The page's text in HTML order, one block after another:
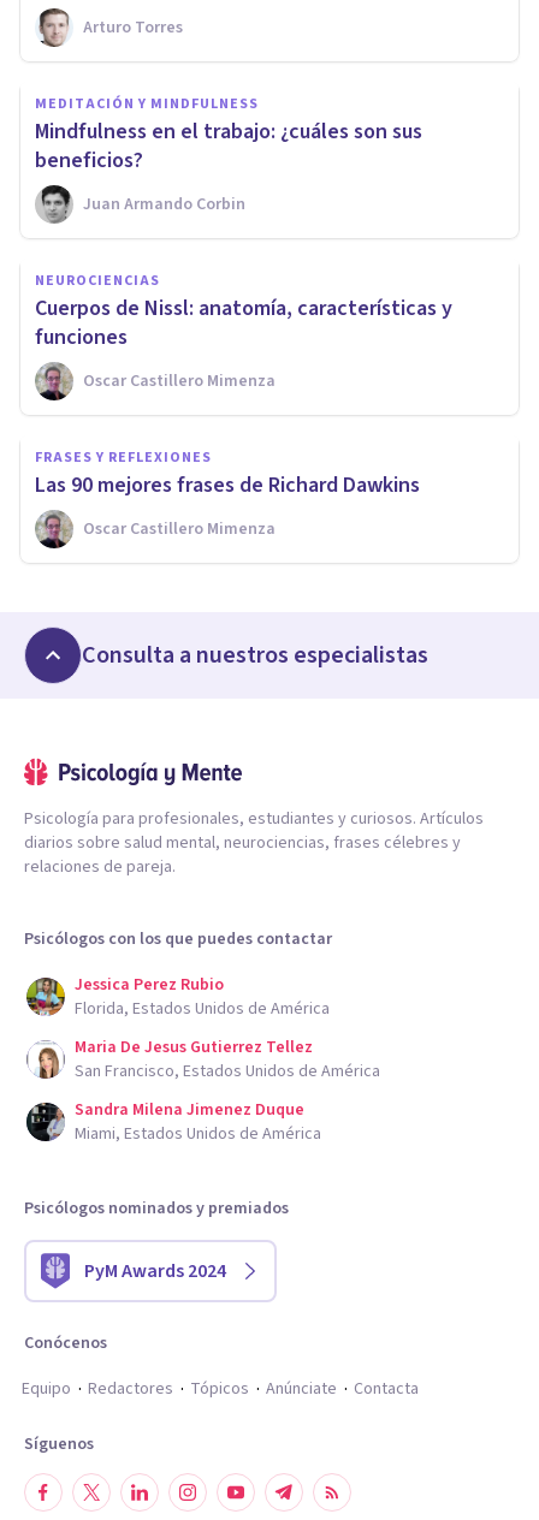
Arturo Torres
MEDITACIÓN Y MINDFULNESS
Mindfulness en el trabajo: ¿cuáles son sus
beneficios?
Juan Armando Corbin
NEUROCIENCIAS
Cuerpos de Nissl: anatomía, características y
funciones
Oscar Castillero Mimenza
FRASES Y REFLEXIONES
Las 90 mejores frases de Richard Dawkins
Oscar Castillero Mimenza
Consulta a nuestros especialistas
Psicología para profesionales, estudiantes y curiosos. Artículos
diarios sobre salud mental, neurociencias, frases célebres y
relaciones de pareja.
Psicólogos con los que puedes contactar
Jessica Perez Rubio
Florida, Estados Unidos de América
Maria De Jesus Gutierrez Tellez
San Francisco, Estados Unidos de América
Sandra Milena Jimenez Duque
Miami, Estados Unidos de América
Psicólogos nominados y premiados
PyM Awards 2024
Conócenos
Equipo
Redactores Tópicos Anúnciate Contacta
Síguenos